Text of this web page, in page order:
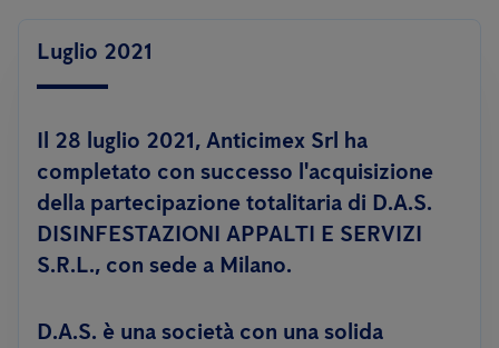
Luglio 2021
Il 28 luglio 2021, Anticimex Srl ha
completato con successo l'acquisizione
della partecipazione totalitaria di D.A.S.
DISINFESTAZIONI APPALTI E SERVIZI
S.R.L., con sede a Milano.
D.A.S. è una società con una solida